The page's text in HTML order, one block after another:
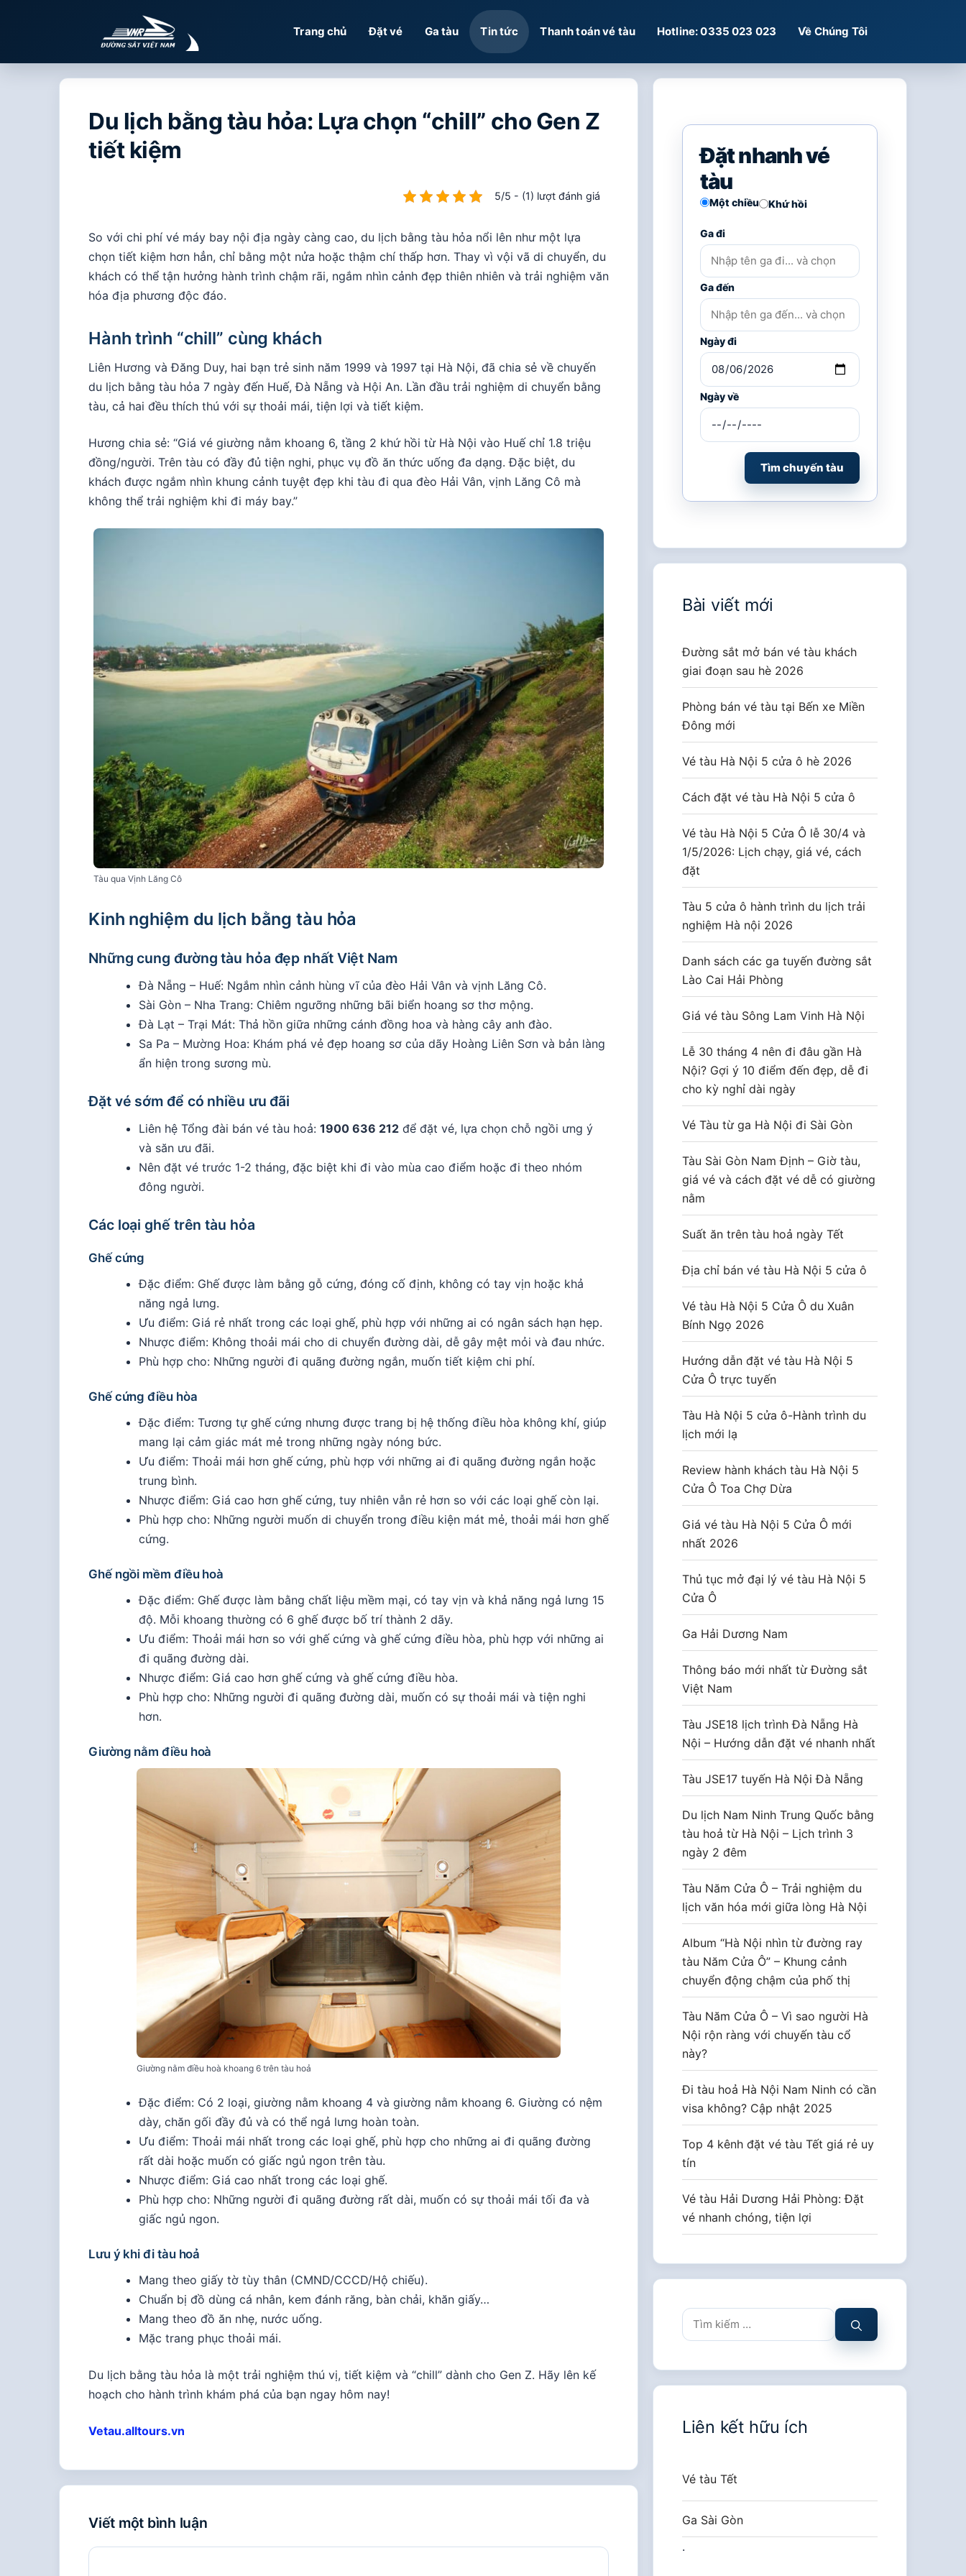
dung
Trang chủ Đặt vé Ga tàu Tin tức Thanh toán vé tàu Hotline: 0335 023 023 Về Chúng Tôi
Du lịch bằng tàu hỏa: Lựa chọn “chill” cho Gen Z
tiết kiệm
5/5 - (1) lượt đánh giá
So với chi phí vé máy bay nội địa ngày càng cao, du lịch bằng tàu hỏa nổi lên như một lựa
chọn tiết kiệm hơn hẳn, chỉ bằng một nửa hoặc thậm chí thấp hơn. Thay vì vội vã di chuyển, du
khách có thể tận hưởng hành trình chậm rãi, ngắm nhìn cảnh đẹp thiên nhiên và trải nghiệm văn
hóa địa phương độc đáo.
Hành trình “chill” cùng khách
Liên Hương và Đăng Duy, hai bạn trẻ sinh năm 1999 và 1997 tại Hà Nội, đã chia sẻ về chuyến
du lịch bằng tàu hỏa 7 ngày đến Huế, Đà Nẵng và Hội An. Lần đầu trải nghiệm di chuyển bằng
tàu, cả hai đều thích thú với sự thoải mái, tiện lợi và tiết kiệm.
Hương chia sẻ: “Giá vé giường nằm khoang 6, tầng 2 khứ hồi từ Hà Nội vào Huế chỉ 1.8 triệu
đồng/người. Trên tàu có đầy đủ tiện nghi, phục vụ đồ ăn thức uống đa dạng. Đặc biệt, du
khách được ngắm nhìn khung cảnh tuyệt đẹp khi tàu đi qua đèo Hải Vân, vịnh Lăng Cô mà
không thể trải nghiệm khi đi máy bay.”
Tàu qua Vịnh Lăng Cô
Kinh nghiệm du lịch bằng tàu hỏa
Những cung đường tàu hỏa đẹp nhất Việt Nam
Đà Nẵng – Huế: Ngắm nhìn cảnh hùng vĩ của đèo Hải Vân và vịnh Lăng Cô.
Sài Gòn – Nha Trang: Chiêm ngưỡng những bãi biển hoang sơ thơ mộng.
Đà Lạt – Trại Mát: Thả hồn giữa những cánh đồng hoa và hàng cây anh đào.
Sa Pa – Mường Hoa: Khám phá vẻ đẹp hoang sơ của dãy Hoàng Liên Sơn và bản làng
ẩn hiện trong sương mù.
Đặt vé sớm để có nhiều ưu đãi
Liên hệ Tổng đài bán vé tàu hoả: 1900 636 212để đặt vé, lựa chọn chỗ ngồi ưng ý
và săn ưu đãi.
Nên đặt vé trước 1-2 tháng, đặc biệt khi đi vào mùa cao điểm hoặc đi theo nhóm
đông người.
Các loại ghế trên tàu hỏa
Ghế cứng
Đặc điểm: Ghế được làm bằng gỗ cứng, đóng cố định, không có tay vịn hoặc khả
năng ngả lưng.
Ưu điểm: Giá rẻ nhất trong các loại ghế, phù hợp với những ai có ngân sách hạn hẹp.
Nhược điểm: Không thoải mái cho di chuyển đường dài, dễ gây mệt mỏi và đau nhức.
Phù hợp cho: Những người đi quãng đường ngắn, muốn tiết kiệm chi phí.
Ghế cứng điều hòa
Đặc điểm: Tương tự ghế cứng nhưng được trang bị hệ thống điều hòa không khí, giúp
mang lại cảm giác mát mẻ trong những ngày nóng bức.
Ưu điểm: Thoải mái hơn ghế cứng, phù hợp với những ai đi quãng đường ngắn hoặc
trung bình.
Nhược điểm: Giá cao hơn ghế cứng, tuy nhiên vẫn rẻ hơn so với các loại ghế còn lại.
Phù hợp cho: Những người muốn di chuyển trong điều kiện mát mẻ, thoải mái hơn ghế
cứng.
Ghế ngồi mềm điều hoà
Đặc điểm: Ghế được làm bằng chất liệu mềm mại, có tay vịn và khả năng ngả lưng 15
độ. Mỗi khoang thường có 6 ghế được bố trí thành 2 dãy.
Ưu điểm: Thoải mái hơn so với ghế cứng và ghế cứng điều hòa, phù hợp với những ai
đi quãng đường dài.
Nhược điểm: Giá cao hơn ghế cứng và ghế cứng điều hòa.
Phù hợp cho: Những người đi quãng đường dài, muốn có sự thoải mái và tiện nghi
hơn.
Giường nằm điều hoà
Giường nằm điều hoà khoang 6 trên tàu hoả
Đặc điểm: Có 2 loại, giường nằm khoang 4 và giường nằm khoang 6. Giường có nệm
dày, chăn gối đầy đủ và có thể ngả lưng hoàn toàn.
Ưu điểm: Thoải mái nhất trong các loại ghế, phù hợp cho những ai đi quãng đường
rất dài hoặc muốn có giấc ngủ ngon trên tàu.
Nhược điểm: Giá cao nhất trong các loại ghế.
Phù hợp cho: Những người đi quãng đường rất dài, muốn có sự thoải mái tối đa và
giấc ngủ ngon.
Lưu ý khi đi tàu hoả
Mang theo giấy tờ tùy thân (CMND/CCCD/Hộ chiếu).
Chuẩn bị đồ dùng cá nhân, kem đánh răng, bàn chải, khăn giấy…
Mang theo đồ ăn nhẹ, nước uống.
Mặc trang phục thoải mái.
Du lịch bằng tàu hỏa là một trải nghiệm thú vị, tiết kiệm và “chill” dành cho Gen Z. Hãy lên kế
hoạch cho hành trình khám phá của bạn ngay hôm nay!
Vetau.alltours.vn
Viết một bình luận
Bình
Đặt nhanh vé
tàu
Một chiều Khứ hồi
Ga đi
Ga đến
Ngày đi
Ngày về
Tìm chuyến tàu
Bài viết mới
Đường sắt mở bán vé tàu khách
giai đoạn sau hè 2026
Phòng bán vé tàu tại Bến xe Miền
Đông mới
Vé tàu Hà Nội 5 cửa ô hè 2026
Cách đặt vé tàu Hà Nội 5 cửa ô
Vé tàu Hà Nội 5 Cửa Ô lễ 30/4 và
1/5/2026: Lịch chạy, giá vé, cách
đặt
Tàu 5 cửa ô hành trình du lịch trải
nghiệm Hà nội 2026
Danh sách các ga tuyến đường sắt
Lào Cai Hải Phòng
Giá vé tàu Sông Lam Vinh Hà Nội
Lễ 30 tháng 4 nên đi đâu gần Hà
Nội? Gợi ý 10 điểm đến đẹp, dễ đi
cho kỳ nghỉ dài ngày
Vé Tàu từ ga Hà Nội đi Sài Gòn
Tàu Sài Gòn Nam Định – Giờ tàu,
giá vé và cách đặt vé dễ có giường
nằm
Suất ăn trên tàu hoả ngày Tết
Địa chỉ bán vé tàu Hà Nội 5 cửa ô
Vé tàu Hà Nội 5 Cửa Ô du Xuân
Bính Ngọ 2026
Hướng dẫn đặt vé tàu Hà Nội 5
Cửa Ô trực tuyến
Tàu Hà Nội 5 cửa ô-Hành trình du
lịch mới lạ
Review hành khách tàu Hà Nội 5
Cửa Ô Toa Chợ Dừa
Giá vé tàu Hà Nội 5 Cửa Ô mới
nhất 2026
Thủ tục mở đại lý vé tàu Hà Nội 5
Cửa Ô
Ga Hải Dương Nam
Thông báo mới nhất từ Đường sắt
Việt Nam
Tàu JSE18 lịch trình Đà Nẵng Hà
Nội – Hướng dẫn đặt vé nhanh nhất
Tàu JSE17 tuyến Hà Nội Đà Nẵng
Du lịch Nam Ninh Trung Quốc bằng
tàu hoả từ Hà Nội – Lịch trình 3
ngày 2 đêm
Tàu Năm Cửa Ô – Trải nghiệm du
lịch văn hóa mới giữa lòng Hà Nội
Album “Hà Nội nhìn từ đường ray
tàu Năm Cửa Ô” – Khung cảnh
chuyển động chậm của phố thị
Tàu Năm Cửa Ô – Vì sao người Hà
Nội rộn ràng với chuyến tàu cổ
này?
Đi tàu hoả Hà Nội Nam Ninh có cần
visa không? Cập nhật 2025
Top 4 kênh đặt vé tàu Tết giá rẻ uy
tín
Vé tàu Hải Dương Hải Phòng: Đặt
vé nhanh chóng, tiện lợi
Tìm
kiếm
Liên kết hữu ích
Vé tàu Tết
Ga Sài Gòn
.